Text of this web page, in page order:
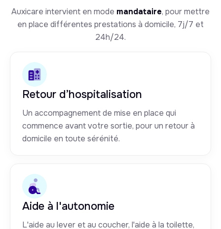
Auxicare intervient en mode mandataire, pour mettre
en place différentes prestations à domicile, 7j/7 et
24h/24.
Retour d’hospitalisation
Un accompagnement de mise en place qui
commence avant votre sortie, pour un retour à
domicile en toute sérénité.
Aide à l'autonomie
L'aide au lever et au coucher, l'aide à la toilette,